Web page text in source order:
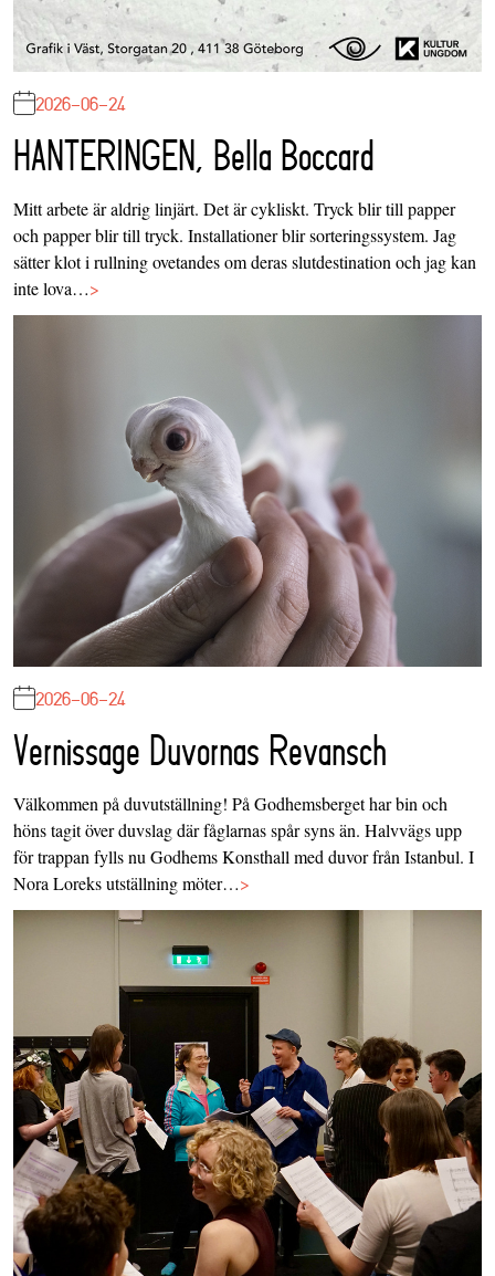
2026-06-24
HANTERINGEN, Bella Boccard
Mitt arbete är aldrig linjärt. Det är cykliskt. Tryck blir till papper
och papper blir till tryck. Installationer blir sorteringssystem. Jag
sätter klot i rullning ovetandes om deras slutdestination och jag kan
inte lova…>
2026-06-24
Vernissage Duvornas Revansch
Välkommen på duvutställning! På Godhemsberget har bin och
höns tagit över duvslag där fåglarnas spår syns än. Halvvägs upp
för trappan fylls nu Godhems Konsthall med duvor från Istanbul. I
Nora Loreks utställning möter…>